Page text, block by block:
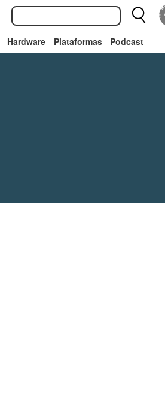
Hardware Plataformas Podcast